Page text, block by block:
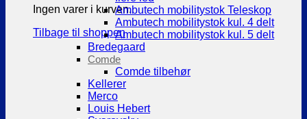
Ingen varer i kurven.
Tilbage til shoppen
Ambutech mobilitystok Teleskop
Ambutech mobilitystok kul. 4 delt
Ambutech mobilitystok kul. 5 delt
Bredegaard
Comde
Comde tilbehør
Kellerer
Merco
Louis Hebert